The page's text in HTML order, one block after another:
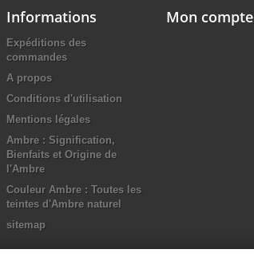
Informations
Expéditions des
commandes
A propos
Conditions d'utilisation
Mentions légales
Ambre : Signification,
Bienfaits et Origine de
l'Ambre
Couleur Ambre : Toutes les
teintes d'Ambre naturel
sitemap
Mon compte